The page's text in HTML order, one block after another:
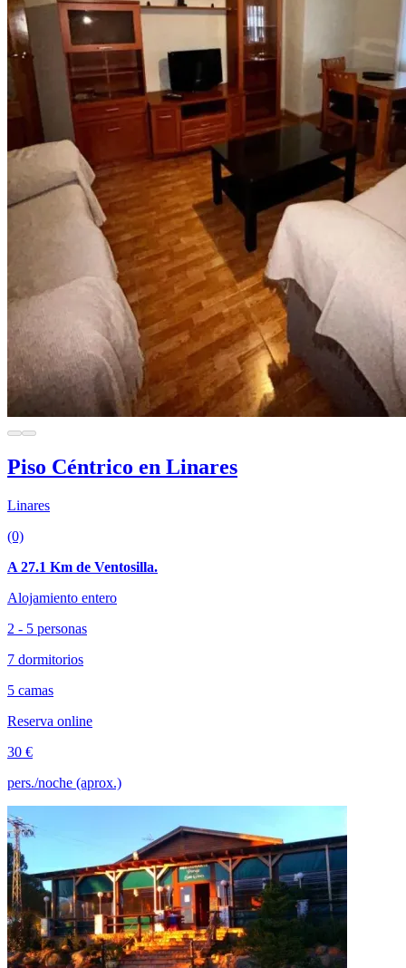
Piso Céntrico en Linares
Linares
(0)
A 27.1 Km de Ventosilla.
Alojamiento entero
2 - 5 personas
7 dormitorios
5 camas
Reserva online
30 €
pers./noche (aprox.)